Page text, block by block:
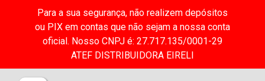
Para a sua segurança, não realizem depósitos
ou PIX em contas que não sejam a nossa conta
oficial. Nosso CNPJ é: 27.717.135/0001-29
ATEF DISTRIBUIDORA EIRELI